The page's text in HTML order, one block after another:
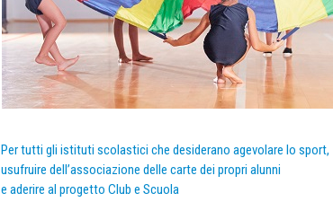
Per tutti gli istituti scolastici che desiderano agevolare lo sport,
usufruire dell’associazione delle carte dei propri alunni
e aderire al progetto Club e Scuola